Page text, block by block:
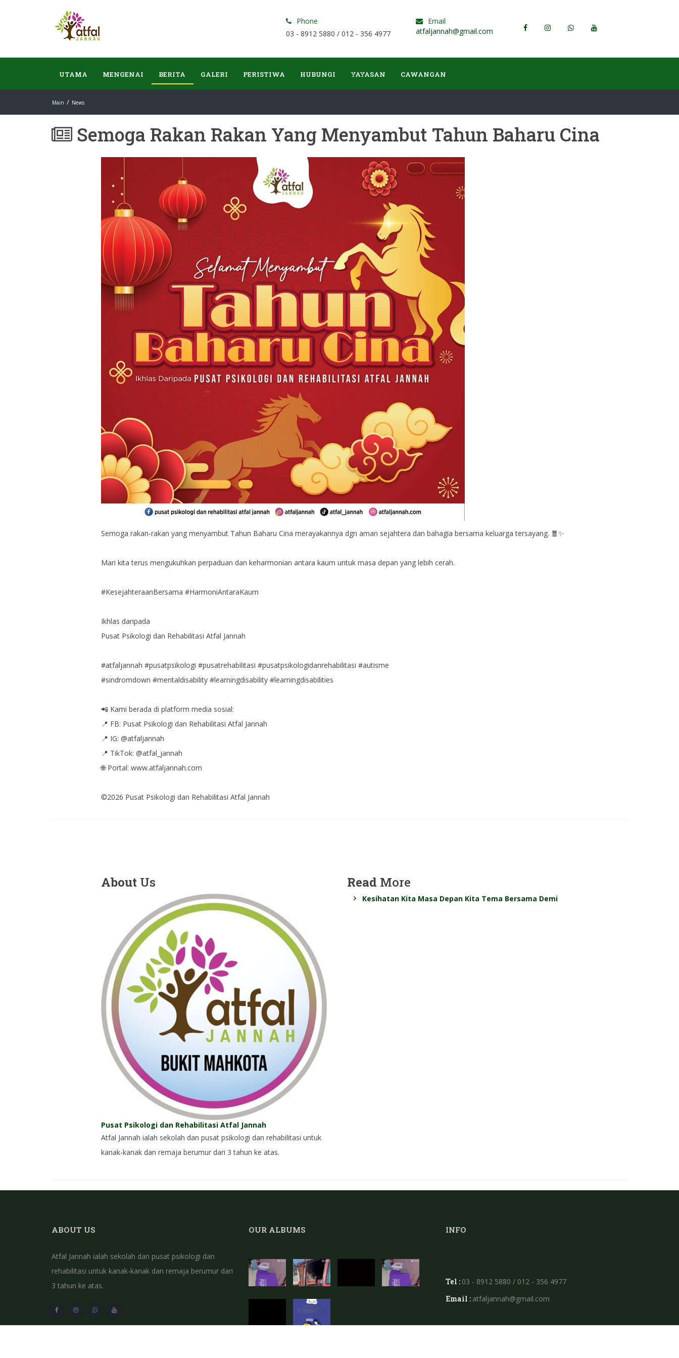
Email
atfaljannah@gmail.com
Phone
03 - 8912 5880 / 012 - 356 4977
UTAMA MENGENAI BERITA GALERI PERISTIWA HUBUNGI YAYASAN CAWANGAN
Main News
Semoga Rakan Rakan Yang Menyambut Tahun Baharu Cina
Semoga rakan-rakan yang menyambut Tahun Baharu Cina merayakannya dgn aman sejahtera dan bahagia bersama keluarga tersayang. 🧧✨
Mari kita terus mengukuhkan perpaduan dan keharmonian antara kaum untuk masa depan yang lebih cerah.
#KesejahteraanBersama #HarmoniAntaraKaum
Ikhlas daripada
Pusat Psikologi dan Rehabilitasi Atfal Jannah
#atfaljannah #pusatpsikologi #pusatrehabilitasi #pusatpsikologidanrehabilitasi #autisme
#sindromdown #mentaldisability #learningdisability #learningdisabilities
📲 Kami berada di platform media sosial:
📍 FB: Pusat Psikologi dan Rehabilitasi Atfal Jannah
📍 IG: @atfaljannah
📍 TikTok: @atfal_jannah
🌐 Portal: www.atfaljannah.com
©️2026 Pusat Psikologi dan Rehabilitasi Atfal Jannah
AboutUs
Pusat Psikologi dan Rehabilitasi Atfal Jannah
Atfal Jannah ialah sekolah dan pusat psikologi dan rehabilitasi untuk
kanak-kanak dan remaja berumur dari 3 tahun ke atas.
Read More
Kesihatan Kita Masa Depan Kita Tema Bersama Demi
ABOUT US
Atfal Jannah ialah sekolah dan pusat psikologi dan
rehabilitasi untuk kanak-kanak dan remaja berumur dari
3 tahun ke atas.
OUR ALBUMS INFO
Tel : 03 - 8912 5880 / 012 - 356 4977
Email : atfaljannah@gmail.com